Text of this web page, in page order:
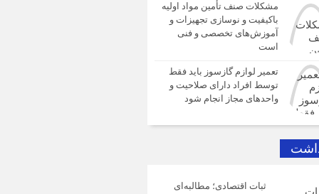
مشکلات صنف تأمین مواد اولیه
باکیفیت و نوسازی تجهیزات و
آموزش‌های تخصصی و فنی
است
تعمیر لوازم گازسوز باید فقط
توسط افراد دارای صلاحیت و
واحدهای مجاز انجام شود
ثبات اقتصادی؛ مطالبه‌ای